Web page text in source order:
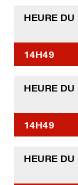
HEURE
14H49
HEURE
14H49
HEURE